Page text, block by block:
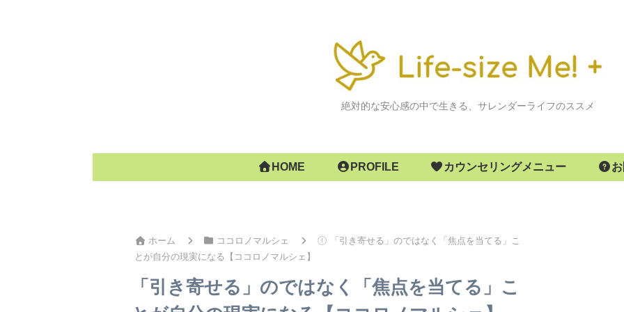
絶対的な安心感の中で生きる、サレンダーライフのススメ
HOME PROFILE カウンセリングメニュー
ホーム ココロノマルシェ
「引き寄せる」のではなく「焦点を当てる」こ
とが自分の現実になる【ココロノマルシェ】
「引き寄せる」のではなく「焦点を当てる」こ